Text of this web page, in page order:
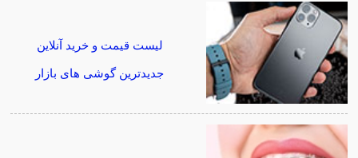
لیست قیمت و خرید آنلاین
جدیدترین گوشی های بازار